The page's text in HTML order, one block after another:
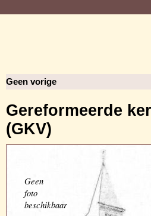
Geen vorige
Gereformeerde
(GKV)
Geen
foto
beschikbaar